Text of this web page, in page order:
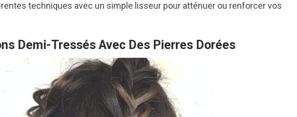
techniques avec un simple lisseur pour atténuer ou renforcer vos
Demi-Tressés Avec Des Pierres Dorées